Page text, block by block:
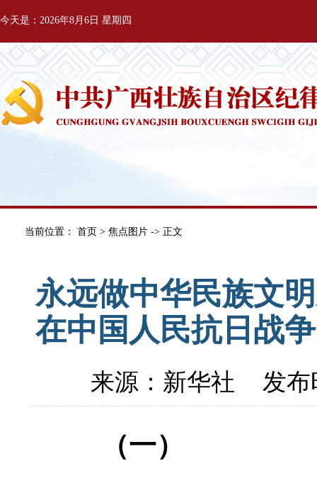
今天是：2026年8月6日 星期四
当前位置： 首页 > 焦点图片 -> 正文
永远做中华民族文
在中国人民抗日战
来源：新华社 发布
（一）